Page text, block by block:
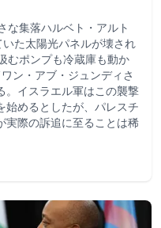
な集落ハルベト・アルト
た太陽光パネルが壊され
むポンプも冷蔵庫も動か
ン・アブ・ジュンディさ
。イスラエル軍はこの襲撃
始めるとしたが、パレスチ
実際の訴追に至ることは稀